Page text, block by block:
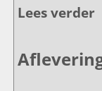
Lees verder